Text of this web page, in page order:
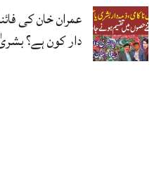
عمران خان کی
دار کون ہے؟